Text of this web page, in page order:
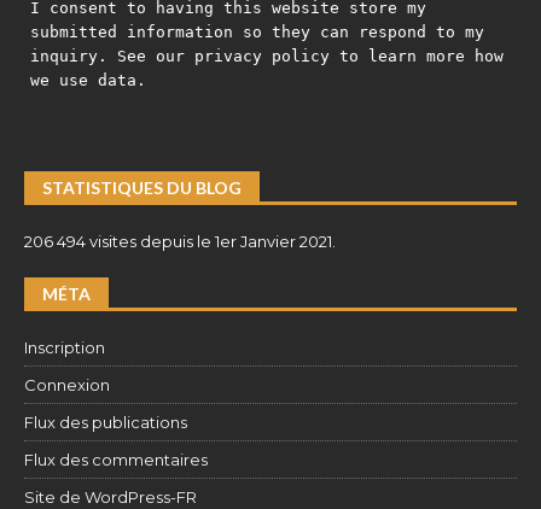
I consent to having this website store my
submitted information so they can respond to my
inquiry. See our privacy policy to learn more how
we use data.
STATISTIQUES DU BLOG
206 494 visites depuis le 1er Janvier 2021.
MÉTA
Inscription
Connexion
Flux des publications
Flux des commentaires
Site de WordPress-FR